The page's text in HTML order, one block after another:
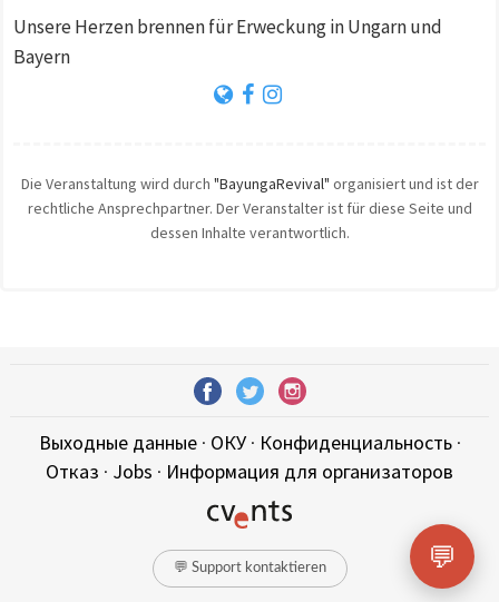
Unsere Herzen brennen für Erweckung in Ungarn und
Bayern
Die Veranstaltung wird durch "BayungaRevival" organisiert und ist der
rechtliche Ansprechpartner. Der Veranstalter ist für diese Seite und
dessen Inhalte verantwortlich.
Выходные данные· ОКУ· Конфиденциальность·
Отказ · Jobs · Информация для организаторов
💬 Support kontaktieren 💬